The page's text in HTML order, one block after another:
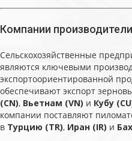
Компании производители
Сельскохозяйственные
являются ключевыми
экспортоориентированной
обеспечивают экспорт
(CN), Вьетнам (VN) и Кубу
компании поставляют
в Турцию (TR), Иран (IR) и